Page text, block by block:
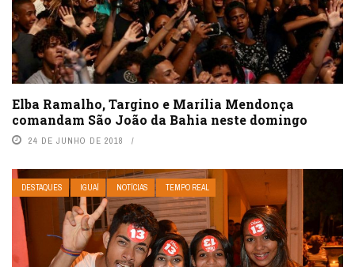
Elba Ramalho, Targino e Marília Mendonça
comandam São João da Bahia neste domingo
24 DE JUNHO DE 2018
DESTAQUES IGUAÍ NOTÍCIAS TEMPO REAL